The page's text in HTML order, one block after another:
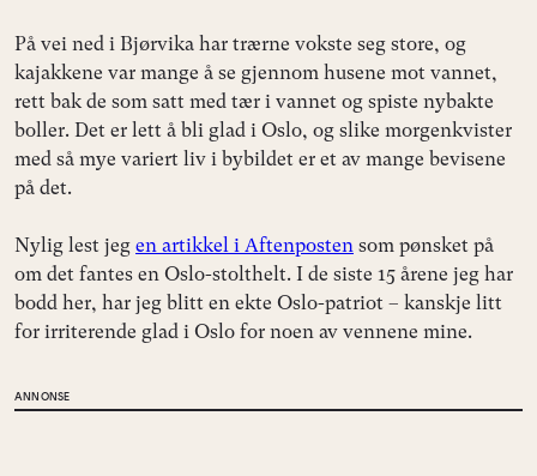
På vei ned i Bjørvika har trærne vokste seg store, og
kajakkene var mange å se gjennom husene mot vannet,
rett bak de som satt med tær i vannet og spiste nybakte
boller. Det er lett å bli glad i Oslo, og slike morgenkvister
med så mye variert liv i bybildet er et av mange bevisene
på det.
Nylig lest jeg en artikkel i Aftenposten som pønsket på
om det fantes en Oslo-stolthelt. I de siste 15 årene jeg har
bodd her, har jeg blitt en ekte Oslo-patriot – kanskje litt
for irriterende glad i Oslo for noen av vennene mine.
ANNONSE